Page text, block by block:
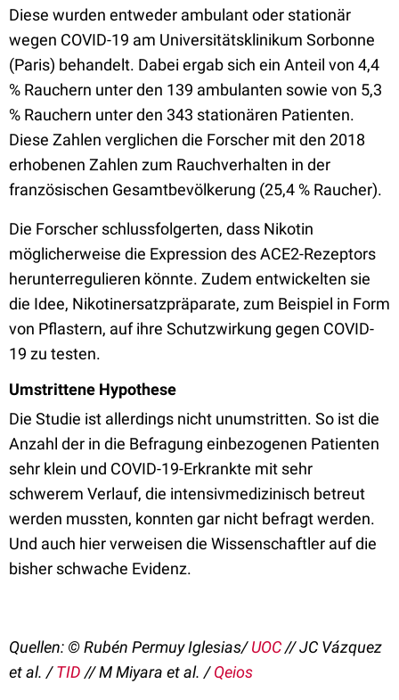
Diese wurden entweder ambulant oder stationär
wegen COVID-19 am Universitätsklinikum Sorbonne
(Paris) behandelt. Dabei ergab sich ein Anteil von 4,4
% Rauchern unter den 139 ambulanten sowie von 5,3
% Rauchern unter den 343 stationären Patienten.
Diese Zahlen verglichen die Forscher mit den 2018
erhobenen Zahlen zum Rauchverhalten in der
französischen Gesamtbevölkerung (25,4 % Raucher).
Die Forscher schlussfolgerten, dass Nikotin
möglicherweise die Expression des ACE2-Rezeptors
herunterregulieren könnte. Zudem entwickelten sie
die Idee, Nikotinersatzpräparate, zum Beispiel in Form
von Pflastern, auf ihre Schutzwirkung gegen COVID-
19 zu testen.
Umstrittene Hypothese
Die Studie ist allerdings nicht unumstritten. So ist die
Anzahl der in die Befragung einbezogenen Patienten
sehr klein und COVID-19-Erkrankte mit sehr
schwerem Verlauf, die intensivmedizinisch betreut
werden mussten, konnten gar nicht befragt werden.
Und auch hier verweisen die Wissenschaftler auf die
bisher schwache Evidenz.
Quellen: © Rubén Permuy Iglesias/UOC// JC Vázquez
et al. /TID // M Miyara et al. /Qeios